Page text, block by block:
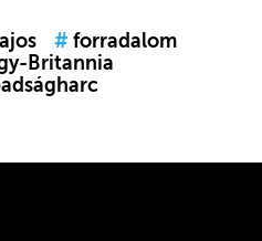
# forradalom
Britannia